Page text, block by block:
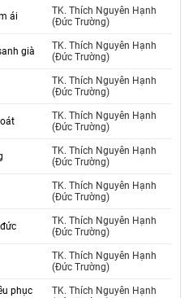
ái
TK. Thích Nguyên Hạnh
(Đức Trường)
già
TK. Thích Nguyên Hạnh
(Đức Trường)
TK. Thích Nguyên Hạnh
(Đức Trường)
TK. Thích Nguyên Hạnh
(Đức Trường)
TK. Thích Nguyên Hạnh
(Đức Trường)
TK. Thích Nguyên Hạnh
(Đức Trường)
TK. Thích Nguyên Hạnh
(Đức Trường)
TK. Thích Nguyên Hạnh
(Đức Trường)
phục
TK. Thích Nguyên Hạnh